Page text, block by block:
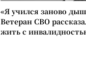
«Я учился заново
Ветеран СВО
жить с